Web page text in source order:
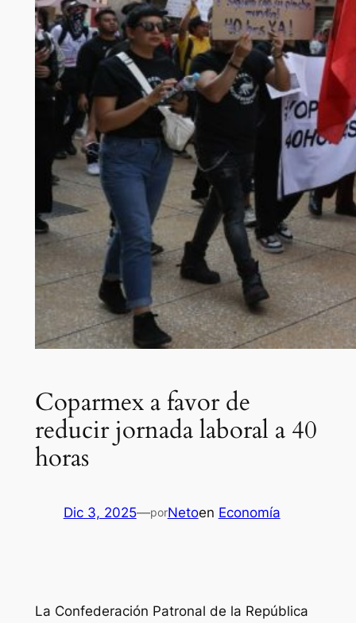
Coparmex a favor de
reducir jornada laboral a 40
horas
Dic 3, 2025—porNetoen Economía
La Confederación Patronal de la República